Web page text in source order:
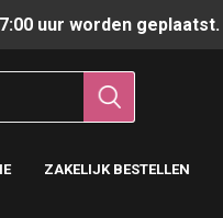
uur worden geplaatst.
ZAKELIJK BESTELLEN